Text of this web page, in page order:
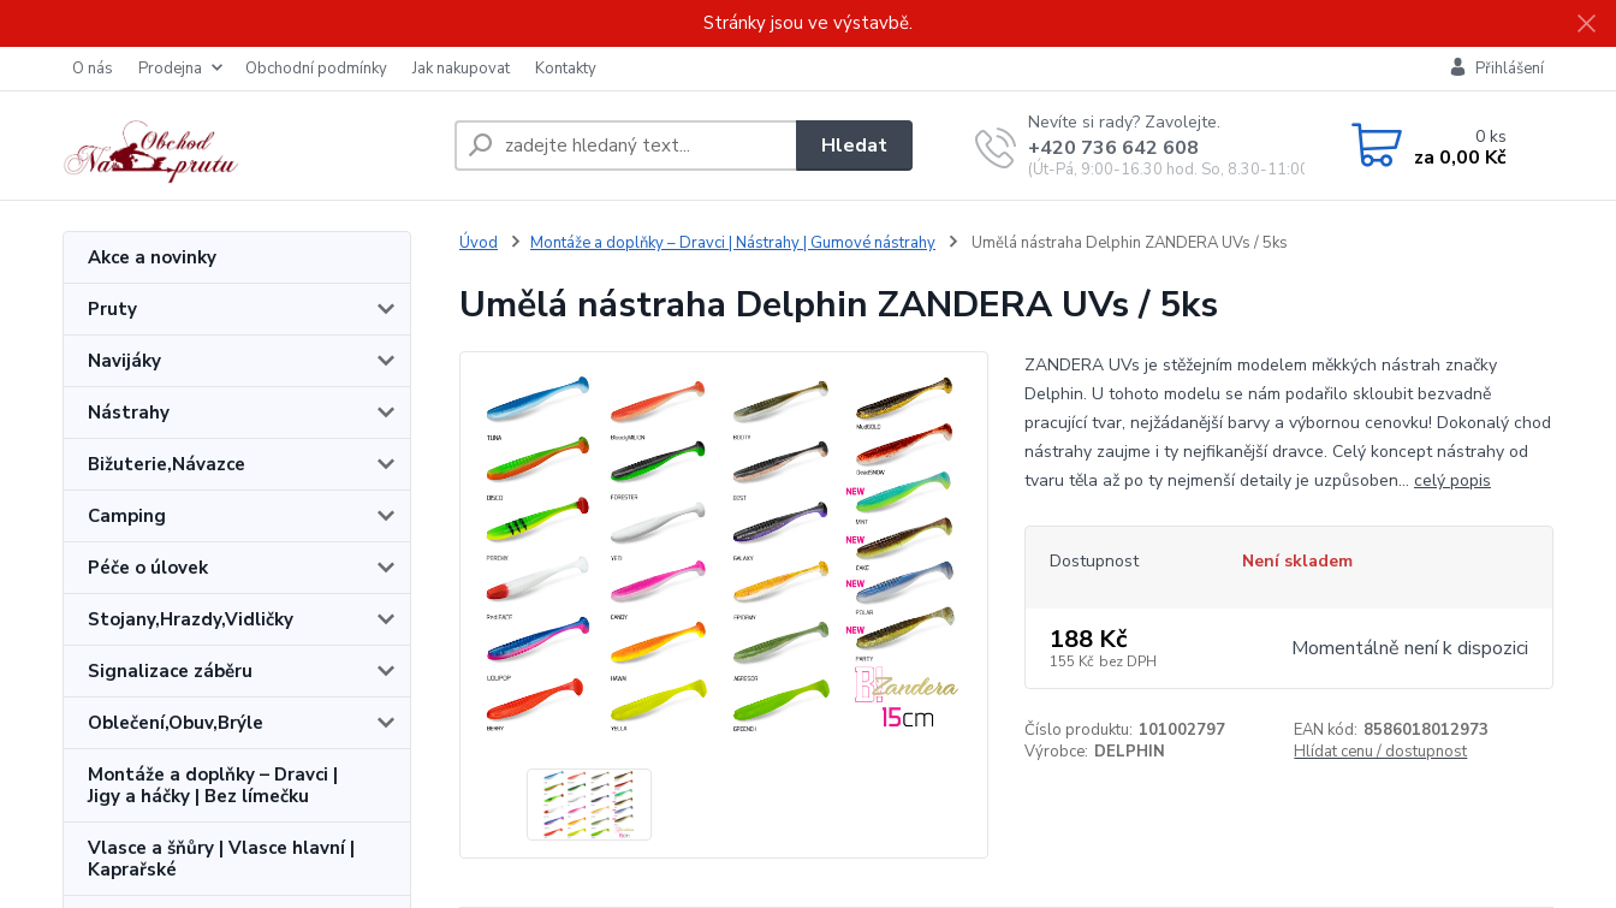
Stránky jsou ve výstavbě.
O nás Prodejna Obchodní podmínky Jak nakupovat Kontakty Přihlášení
Hledat
Nevíte si rady? Zavolejte.
+420 736 642 608
(Út-Pá, 9:00-16.30 hod. So, 8.30-11:00 hod.)
0ks
za 0,00 Kč
Akce a novinky
Pruty
Navijáky
Nástrahy
Bižuterie,Návazce
Camping
Péče o úlovek
Stojany,Hrazdy,Vidličky
Signalizace záběru
Oblečení,Obuv,Brýle
Montáže a doplňky – Dravci |
Jigy a háčky | Bez límečku
Vlasce a šňůry | Vlasce hlavní |
Kaprařské
Úvod Montáže a doplňky – Dravci | Nástrahy | Gumové nástrahy Umělá nástraha Delphin ZANDERA UVs / 5ks
Umělá nástraha Delphin ZANDERA UVs / 5ks
ZANDERA UVs je stěžejním modelem měkkých nástrah značky
Delphin. U tohoto modelu se nám podařilo skloubit bezvadně
pracující tvar, nejžádanější barvy a výbornou cenovku! Dokonalý chod
nástrahy zaujme i ty nejfikanější dravce. Celý koncept nástrahy od
tvaru těla až po ty nejmenší detaily je uzpůsoben... celý popis
Dostupnost Není skladem
188 Kč
155 Kč bez DPH Momentálně není k dispozici
Číslo produktu: 101002797 EAN kód: 8586018012973
Výrobce: DELPHIN Hlídat cenu / dostupnost